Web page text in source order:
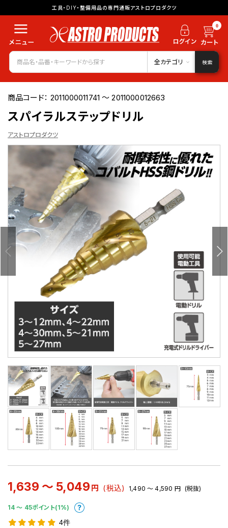
工具・DIY・整備用品の専門通販アストロプロダクツ
0
全カテゴリ 検索
商品コード：2011000011741 ～ 2011000012663
スパイラルステップドリル
アストロプロダクツ
1,639 ～ 5,049 円 (税込) 1,490 ～ 4,590 円 (税抜)
14 〜 45ポイント(1%)
4件